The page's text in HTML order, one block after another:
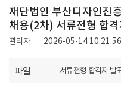
재단법인 부산디자인진
채용(2차) 서류전형 합격
관리자 2026-05-14 10:21:56
파일 서류전형 합격자 발